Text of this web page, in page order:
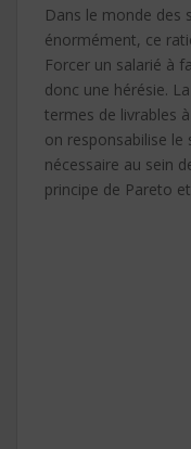
Dans le monde des
énormément, ce
Forcer un salarié à
donc une hérésie.
termes de livrables
on responsabilise le
nécessaire au sein
principe de Pareto